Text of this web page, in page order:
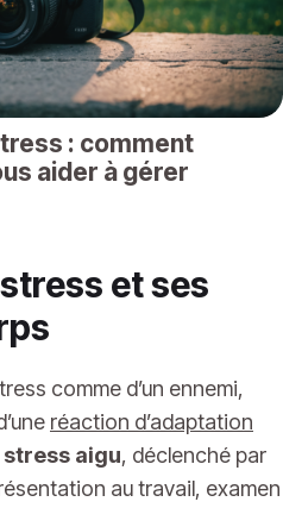
: comment
aider à gérer
et ses
comme d’un ennemi,
réaction d’adaptation
stress aigu, déclenché par
au travail, examen